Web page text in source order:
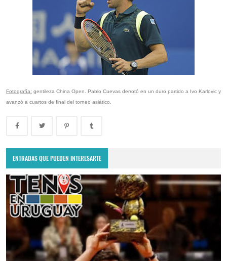
Fotografía: gentileza China Open. Pablo Cuevas derrotó en un duro partido a Ivo Karlovic y
avanzó a cuartos de final del torneo asiático.
ENTRADAS QUE PUEDEN INTERESARTE